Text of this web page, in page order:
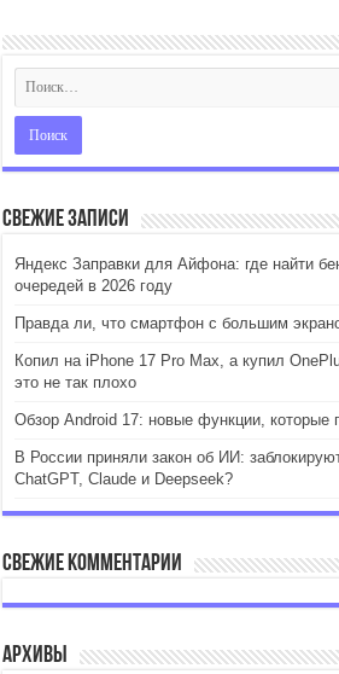
Свежие записи
Яндекс Заправки для Айфона: где найти
очередей в 2026 году
Правда ли, что смартфон с большим
Копил на iPhone 17 Pro Max, а купил
это не так плохо
Обзор Android 17: новые функции, которые
В России приняли закон об ИИ:
ChatGPT, Claude и Deepseek?
Свежие комментарии
Архивы